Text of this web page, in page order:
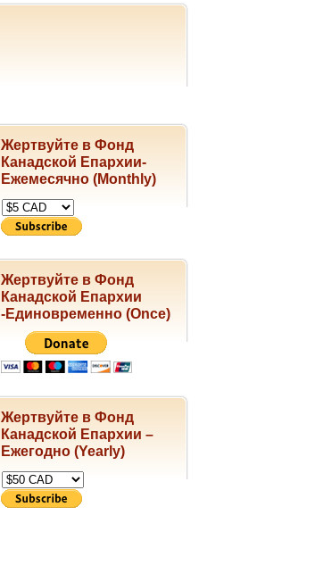
Жертвуйте в Фонд
Канадской Епархии-
Ежемесячно (Monthly)
Жертвуйте в Фонд
Канадской Епархии
-Единовременно (Once)
Жертвуйте в Фонд
Канадской Епархии –
Ежегодно (Yearly)